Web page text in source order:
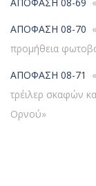
ΑΠΟΦΑΣΗ 08-70
προμήθεια
ΑΠΟΦΑΣΗ 08-71
τρέιλερ σκαφών
Ορνού»